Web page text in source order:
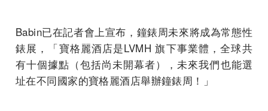
Babin已在記者會上宣布，鐘錶周未來將成為常態性
錶展，「寶格麗酒店是LVMH 旗下事業體，全球共
有十個據點（包括尚未開幕者），未來我們也能選
址在不同國家的寶格麗酒店舉辦鐘錶周！」